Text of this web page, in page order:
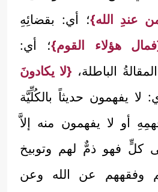
عندِ الله}؛ أي: بقضائِهِ
هؤلاء القوم}؛ أي:
الباطلة، {لا يكادونَ
لا يفهمون حديثاً بالكُلِّيَّة
أو لا يفهمون منه إلاَّ
كلٍّ فهو ذمٌّ لهم وتوبيخ
وفقههم عن الله وعن